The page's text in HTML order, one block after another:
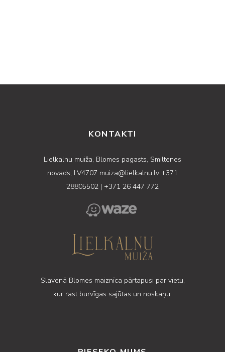
KONTAKTI
Lielkalnu muiža, Blomes pagasts, Smiltenes
novads, LV4707 muiza@lielkalnu.lv +371
28805502 | +371 26 447 772
Slavenā Blomes maiznīca pārtapusi par vietu,
kur rast burvīgas sajūtas un noskaņu.